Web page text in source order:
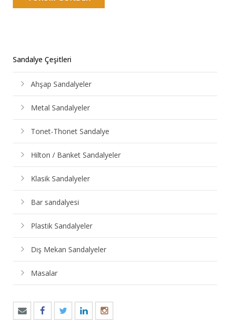
Sandalye Çeşitleri
Ahşap Sandalyeler
Metal Sandalyeler
Tonet-Thonet Sandalye
Hilton / Banket Sandalyeler
Klasik Sandalyeler
Bar sandalyesi
Plastik Sandalyeler
Dış Mekan Sandalyeler
Masalar